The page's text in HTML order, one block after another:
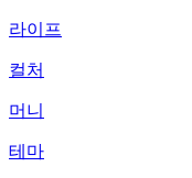
라이프
컬처
머니
테마